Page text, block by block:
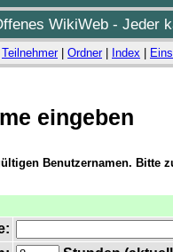
WikiWeb - Jeder
Teilnehmer| Ordner| Index
eingeben
Benutzernamen. Bitte